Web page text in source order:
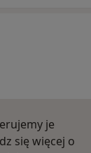
je
się więcej o